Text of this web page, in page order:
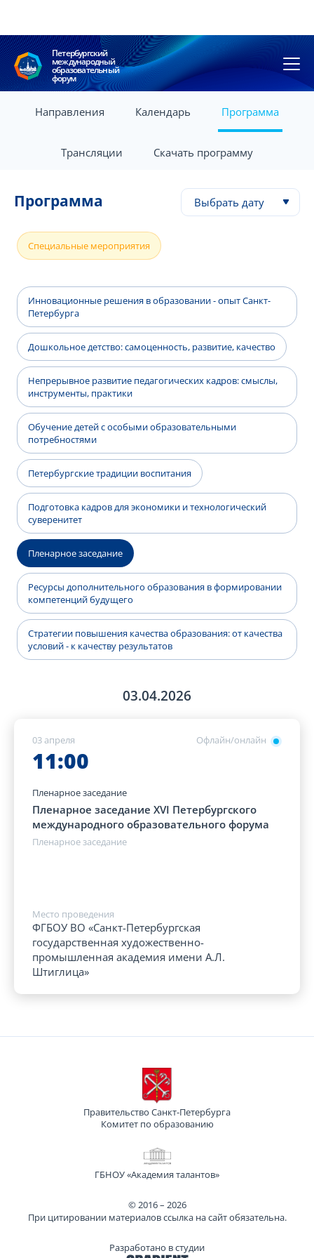
Петербургский
международный
образовательный
форум
Направления Календарь Программа
Трансляции Скачать программу
Программа Выбрать дату
Специальные мероприятия
Инновационные решения в образовании - опыт Санкт-
Петербурга
Дошкольное детство: самоценность, развитие, качество
Непрерывное развитие педагогических кадров: смыслы,
инструменты, практики
Обучение детей с особыми образовательными
потребностями
Петербургские традиции воспитания
Подготовка кадров для экономики и технологический
суверенитет
Пленарное заседание
Ресурсы дополнительного образования в формировании
компетенций будущего
Стратегии повышения качества образования: от качества
условий - к качеству результатов
03.04.2026
Офлайн/онлайн
03 апреля
11:00
Пленарное заседание
Пленарное заседание XVI Петербургского
международного образовательного форума
Пленарное заседание
Место проведения
ФГБОУ ВО «Санкт-Петербургская
государственная художественно-
промышленная академия имени А.Л.
Штиглица»
Правительство Санкт-Петербурга
Комитет по образованию
ГБНОУ «Академия талантов»
© 2016 – 2026
При цитировании материалов ссылка на сайт обязательна.
Разработано в студии